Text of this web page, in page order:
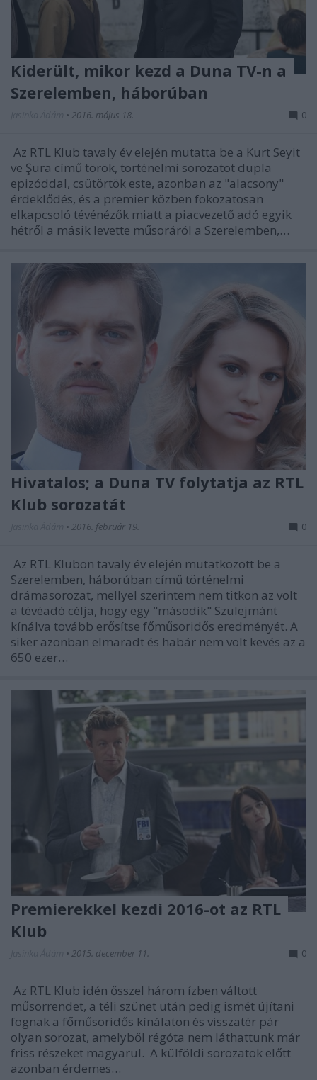
Kiderült, mikor kezd a Duna TV-n a
Szerelemben, háborúban
• 2016. május 18. 0
Az RTL Klub tavaly év elején mutatta be a Kurt Seyit
ve Şura című török, történelmi sorozatot dupla
epizóddal, csütörtök este, azonban az "alacsony"
érdeklődés, és a premier közben fokozatosan
elkapcsoló tévénézők miatt a piacvezető adó egyik
hétről a másik levette műsoráról a Szerelemben,…
Hivatalos; a Duna TV folytatja az RTL
Klub sorozatát
• 2016. február 19. 0
Az RTL Klubon tavaly év elején mutatkozott be a
Szerelemben, háborúban című történelmi
drámasorozat, mellyel szerintem nem titkon az volt
a tévéadó célja, hogy egy "második" Szulejmánt
kínálva tovább erősítse főműsoridős eredményét. A
siker azonban elmaradt és habár nem volt kevés az a
650 ezer…
Premierekkel kezdi 2016-ot az RTL
Klub
• 2015. december 11. 0
Az RTL Klub idén ősszel három ízben váltott
műsorrendet, a téli szünet után pedig ismét újítani
fognak a főműsoridős kínálaton és visszatér pár
olyan sorozat, amelyből régóta nem láthattunk már
friss részeket magyarul. A külföldi sorozatok előtt
azonban érdemes…